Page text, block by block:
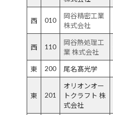
西 010
岡谷精密工業
株式会社
西 110
岡谷熱処理工
業 株式会社
東 200 尾名髙光学
東 201
オリオンオー
トクラフト 株
式会社